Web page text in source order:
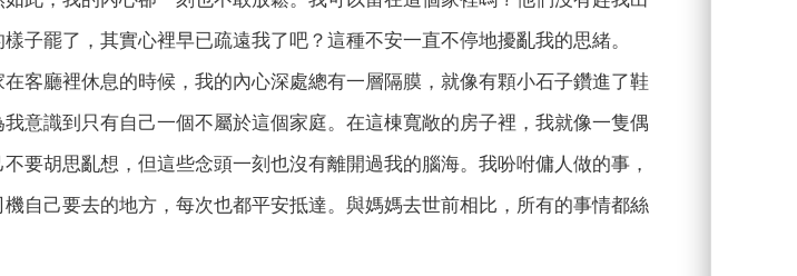
子罷了，其實心裡早已疏遠我了吧？這種不安一直不停地擾亂我的思緒。
客廳裡休息的時候，我的內心深處總有一層隔膜，就像有顆小石子鑽進了鞋
意識到只有自己一個不屬於這個家庭。在這棟寬敞的房子裡，我就像一隻偶
要胡思亂想，但這些念頭一刻也沒有離開過我的腦海。我吩咐傭人做的事，
自己要去的地方，每次也都平安抵達。與媽媽去世前相比，所有的事情都絲